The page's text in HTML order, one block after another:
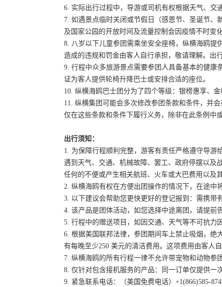
6. 实际出行过程中，导游或司机有权根据天气、
7. 如遇景点临时关闭或节假日（感恩节、圣诞节
及国家公园的开放时间及流量控制会因疫情不时变
8. 八岁以下儿童参团需乘坐安全座椅，纵横海鸥提
造成的违规和罚金由客人自行承担，敬请理解。出
9. 行程中众多旅游景点需要参团人具备基本的健
证为客人提供轮椅升降巴士或安排合适的座位。
10. 纵横海鸥巴士团分为了四个等级：银榜惠享、
11. 纵横集团可能会多次修改参团条款和条件，并
仅在这些条款和条件下履行义务，除非在此条例中
出行须知：
1. 为保障行程顺利完整，游客有责任严格遵守导
遇到天气、交通、机械故障、罢工、政府停摆以及
任何的不便或产生相关航班、火车或大巴费用以及
2. 纵横海鸥有权在方便出团操作的情况下，在途
3. 以下建议会帮助您更快更好的登记报到：需携
4. 该产品是团体活动，如您选择中途离团，请提
5. 行程中的赠送项目，如因交通、天气等不可抗
6. 根据美国联邦法律，参团期间车上禁止吸烟，
有每晚至少250 美元的清洁费用。这项费用由客人
7. 纵横海鸥的所有行程一律不允许带宠物和动物参
8. 仅针对包含接机服务的产品：同一订单仅提供
9. 紧急联系电话：（美国免费电话）+1(866)585-